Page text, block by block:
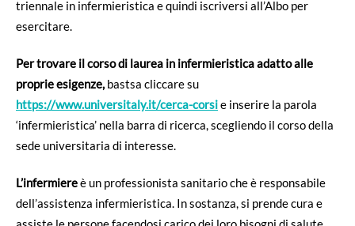
triennale in infermieristica e quindi iscriversi all’Albo per
esercitare.
Per trovare il corso di laurea in infermieristica adatto alle
proprie esigenze, bastsa cliccare su
https://www.universitaly.it/cerca-corsie inserire la parola
‘infermieristica’ nella barra di ricerca, scegliendo il corso della
sede universitaria di interesse.
L’infermiereè un professionista sanitario che è responsabile
dell’assistenza infermieristica. In sostanza, si prende cura e